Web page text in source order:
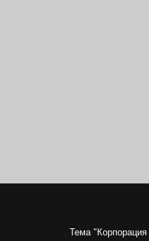
Тема